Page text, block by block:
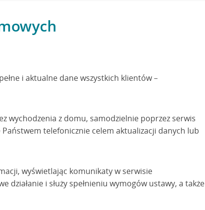
i aktualne dane wszystkich klientów –
wychodzenia z domu, samodzielnie poprzez serwis
telefonicznie celem aktualizacji danych lub
wyświetlając komunikaty w serwisie
i służy spełnieniu wymogów ustawy, a także